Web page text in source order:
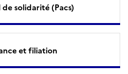
solidarité (Pacs)
et filiation